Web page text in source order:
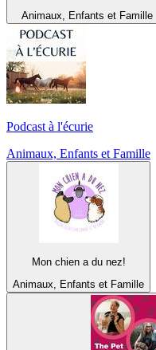
Animaux, Enfants et Famille
Podcast à l'écurie
Animaux, Enfants et Famille
Mon chien a du nez!
Animaux, Enfants et Famille